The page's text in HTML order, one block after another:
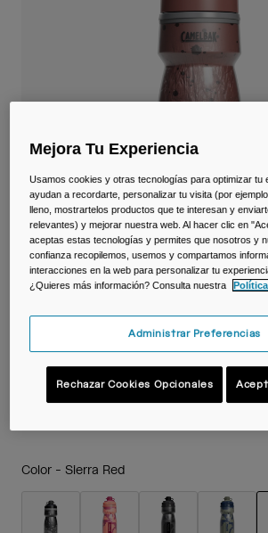
Accessorios
Ver todo
Viajar y estilo de vida
Bidón Podium ® Dirt Series
620ml
N.º de artículo38119-D47-OS
Price reduced from
19,99 €to11,99 €
Color - Sierra Red
Mejora Tu Experiencia
Usamos cookies y otras tecnologías para optimizar tu
ayudan a recordarte, personalizar tu visita (por
lleno, mostrartelos productos que te interesan y
relevantes) y mejorar nuestra web. Al hacer clic en
aceptas estas tecnologías y permites que nosotros y
confianza recopilemos, usemos y compartamos
interacciones en la web para personalizar tu
¿Quieres más información? Consulta nuestra
Administrar Preferencias
Rechazar Cookies Opcionales